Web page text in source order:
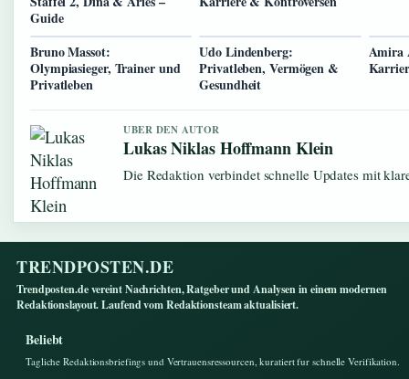
Guide
Bruno Massot:
Olympiasieger, Trainer und
Privatleben
Udo Lindenberg:
Privatleben, Vermögen &
Gesundheit
Amira
UBER DEN AUTOR
Lukas Niklas Hoffmann Klein
Die Redaktion verbindet schnelle Updates mit
TRENDPOSTEN.DE
Trendposten.de vereint Nachrichten, Ratgeber und Analysen in einem modernen
Redaktionslayout. Laufend vom Redaktionsteam aktualisiert.
Beliebt
Tagliche Redaktionsbriefings und Vertrauensressourcen, kuratiert fur schnelle Verifikation.